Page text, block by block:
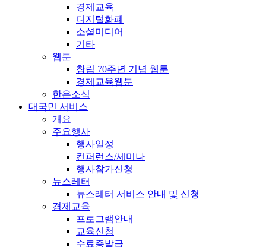
경제교육
디지털화폐
소셜미디어
기타
웹툰
창립 70주년 기념 웹툰
경제교육웹툰
한은소식
대국민 서비스
개요
주요행사
행사일정
컨퍼런스/세미나
행사참가신청
뉴스레터
뉴스레터 서비스 안내 및 신청
경제교육
프로그램안내
교육신청
수료증발급